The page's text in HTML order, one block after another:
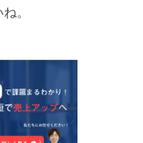
。